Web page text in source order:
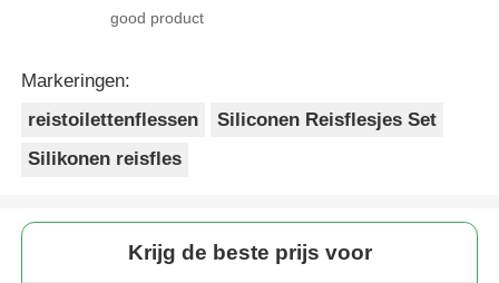
good product
Markeringen:
reistoilettenflessen
Siliconen Reisflesjes Set
Silikonen reisfles
Krijg de beste prijs voor